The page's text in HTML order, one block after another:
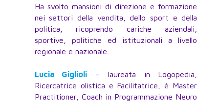
Ha svolto mansioni di direzione e formazione
nei settori della vendita, dello sport e della
politica, ricoprendo cariche aziendali,
sportive, politiche ed istituzionali a livello
regionale e nazionale.
Lucia Giglioli
– laureata in Logopedia,
Ricercatrice olistica e Facilitatrice, è Master
Practitioner, Coach in Programmazione Neuro